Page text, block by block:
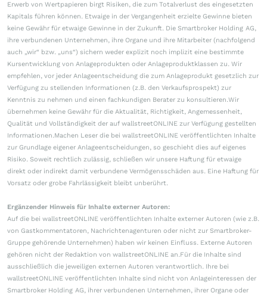
Erwerb von Wertpapieren birgt Risiken, die zum Totalverlust des eingesetzten
Kapitals führen können. Etwaige in der Vergangenheit erzielte Gewinne bieten
keine Gewähr für etwaige Gewinne in der Zukunft. Die Smartbroker Holding AG,
ihre verbundenen Unternehmen, ihre Organe und ihre Mitarbeiter (nachfolgend
auch „wir“ bzw. „uns“) sichern weder explizit noch implizit eine bestimmte
Kursentwicklung von Anlageprodukten oder Anlageproduktklassen zu. Wir
empfehlen, vor jeder Anlageentscheidung die zum Anlageprodukt gesetzlich zur
Verfügung zu stellenden Informationen (z.B. den Verkaufsprospekt) zur
Kenntnis zu nehmen und einen fachkundigen Berater zu konsultieren.Wir
übernehmen keine Gewähr für die Aktualität, Richtigkeit, Angemessenheit,
Qualität und Vollständigkeit der auf wallstreetONLINE zur Verfügung gestellten
Informationen.Machen Leser die bei wallstreetONLINE veröffentlichten Inhalte
zur Grundlage eigener Anlageentscheidungen, so geschieht dies auf eigenes
Risiko. Soweit rechtlich zulässig, schließen wir unsere Haftung für etwaige
direkt oder indirekt damit verbundene Vermögensschäden aus. Eine Haftung für
Vorsatz oder grobe Fahrlässigkeit bleibt unberührt.
Ergänzender Hinweis für Inhalte externer Autoren:
Auf die bei wallstreetONLINE veröffentlichten Inhalte externer Autoren (wie z.B.
von Gastkommentatoren, Nachrichtenagenturen oder nicht zur Smartbroker-
Gruppe gehörende Unternehmen) haben wir keinen Einfluss. Externe Autoren
gehören nicht der Redaktion von wallstreetONLINE an.Für die Inhalte sind
ausschließlich die jeweiligen externen Autoren verantwortlich. Ihre bei
wallstreetONLINE veröffentlichten Inhalte sind nicht von Anlageinteressen der
Smartbroker Holding AG, ihrer verbundenen Unternehmen, ihrer Organe oder